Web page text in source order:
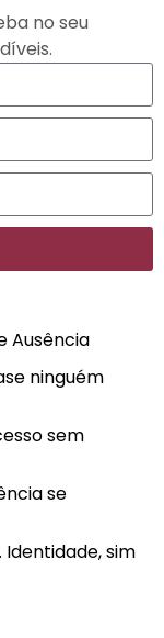
no seu
Ausência
ninguém
sem
se
sim